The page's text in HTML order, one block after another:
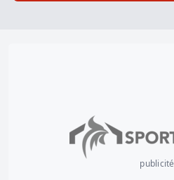
publicité